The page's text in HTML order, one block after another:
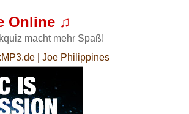
Online ♫
macht mehr Spaß!
| Joe Philippines